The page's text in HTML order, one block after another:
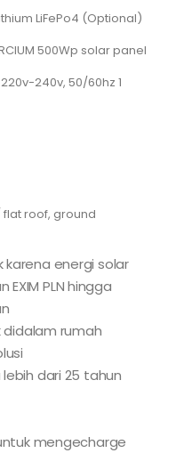
LiFePo4 (Optional)
500Wp solar panel
220v-240v, 50/60hz 1
roof, ground
karena energi solar
PLN hingga
didalam rumah
dari 25 tahun
mengecharge